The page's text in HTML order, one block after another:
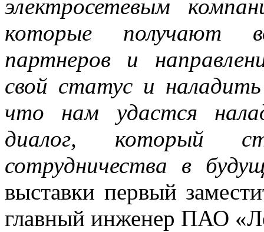
электросетевым
которые получают
партнеров и
свой статус и
что нам удастся
диалог, который
сотрудничества в
выставки первый
главный инженер ПАО